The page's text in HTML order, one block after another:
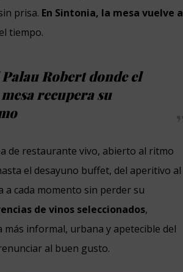
prisa. En Sintonia, la mesa vuelve a
tiempo.
Robert donde el
recupera su
de restaurante vivo, abierto al ritmo
el desayuno buffet, del aperitivo al
cada momento sin perder su
de vinos seleccionados,
informal, urbana y apetecible del
al buen gusto.